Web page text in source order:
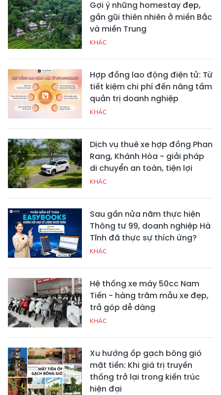
Gợi ý những homestay đẹp,
gần gũi thiên nhiên ở miền Bắc
và miền Trung
KHÁC
Hợp đồng lao động điện tử: Từ
tiết kiệm chi phí đến nâng tầm
quản trị doanh nghiệp
KHÁC
Dịch vụ thuê xe hợp đồng Phan
Rang, Khánh Hòa - giải pháp
di chuyển an toàn, tiện lợi
KHÁC
Sau gần nửa năm thực hiện
Thông tư 99, doanh nghiệp Hà
Tĩnh đã thực sự thích ứng?
KHÁC
Hệ thống xe máy 50cc Nam
Tiến - hàng trăm mẫu xe đẹp,
trả góp dễ dàng
KHÁC
Xu hướng ốp gạch bông gió
mặt tiền: Khi giá trị truyền
thống trở lại trong kiến trúc
hiện đại